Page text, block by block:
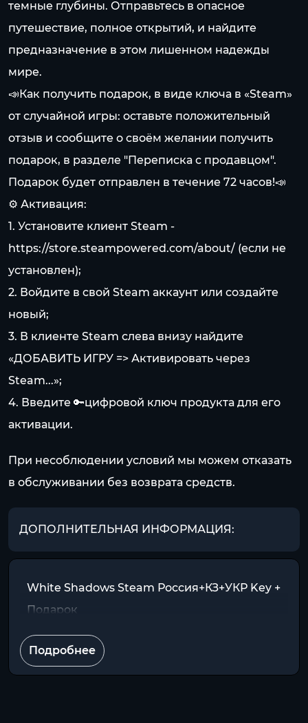
темные глубины. Отправьтесь в опасное
путешествие, полное открытий, и найдите
предназначение в этом лишенном надежды
мире.
📣Как получить подарок, в виде ключа в «Steam»
от случайной игры: оставьте положительный
отзыв и сообщите о своём желании получить
подарок, в разделе "Переписка с продавцом".
Подарок будет отправлен в течение 72 часов!📣
⚙️ Активация:
1. Установите клиент Steam -
https://store.steampowered.com/about/ (если не
установлен);
2. Войдите в свой Steam аккаунт или создайте
новый;
3. В клиенте Steam слева внизу найдите
«ДОБАВИТЬ ИГРУ => Активировать через
Steam...»;
4. Введите 🔑цифровой ключ продукта для его
активации.
При несоблюдении условий мы можем отказать
в обслуживании без возврата средств.
ДОПОЛНИТЕЛЬНАЯ ИНФОРМАЦИЯ:
White Shadows Steam Россия+КЗ+УКР Key +
Подарок
Подробнее